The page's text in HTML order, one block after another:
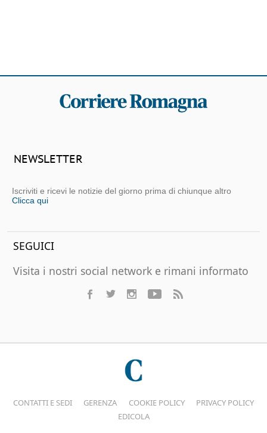
NEWSLETTER
Iscriviti e ricevi le notizie del giorno prima di chiunque altro
Clicca qui
SEGUICI
Visita i nostri social network e rimani informato
CONTATTI E SEDI GERENZA COOKIE POLICY
PRIVACY POLICY
EDICOLA